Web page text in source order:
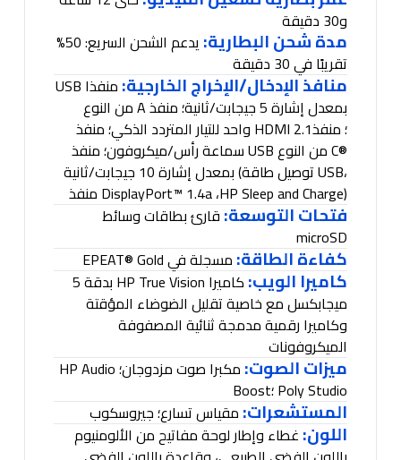
و30 دقيقة
مدة شحن البطارية:
يدعم الشحن السريع: 50%
تقريبًا في 30 دقيقة
منافذ الإدخال/الإخراج الخارجية:منفذا
من النوعAبمعدل إشارة 5 جيجابت/ثانية؛ منفذ
واحد للتيار المتردد الذكي؛ منفذ HDMI 2.1؛ منفذ
سماعة رأس/ميكروفون؛ منفذUSBمن النوعC®
بمعدل إشارة 10 جيجابت/ثانية(توصيل طاقةUSB،
منفذ DisplayPort™ 1.4a،HP Sleep and Charge)
فتحات التوسعة:قارئ بطاقات وسائط
microSD
كفاءة الطاقة:مسجلة في
كاميرا الويب:كاميرا
بدقة 5
ميجابكسل مع خاصية تقليل الضوضاء المؤقتة
وكاميرا رقمية مدمجة ثنائية المصفوفة
الميكروفونات
ميزات الصوت:مكبرا صوت مزدوجان؛HP Audio
Boost؛Poly Studio
المستشعرات:مقياس تسارع؛ جيروسكوب
اللون:غطاء وإطار لوحة مفاتيح من الألومنيوم